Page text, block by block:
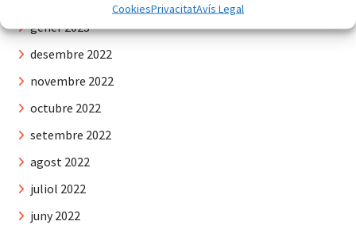
CookiesPrivacitatAvís Legal
gener 2023
desembre 2022
novembre 2022
octubre 2022
setembre 2022
agost 2022
juliol 2022
juny 2022